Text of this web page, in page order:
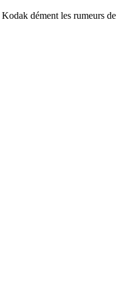
Kodak dément les rumeurs de